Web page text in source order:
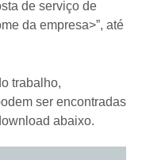
de serviço de
da empresa>”, até
trabalho,
ser encontradas
abaixo.